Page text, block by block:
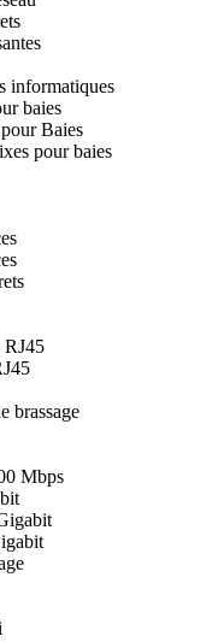
informatiques
baies
Baies
pour baies
RJ45
brassage
Mbps